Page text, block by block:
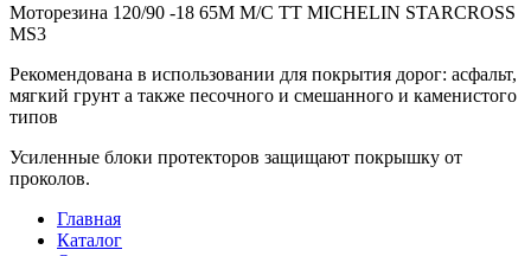
Моторезина 120/90 -18 65M M/C TT MICHELIN STARCROSS
MS3
Рекомендована в использовании для покрытия дорог: асфальт,
мягкий грунт а также песочного и смешанного и каменистого
типов
Усиленные блоки протекторов защищают покрышку от
проколов.
Главная
Каталог